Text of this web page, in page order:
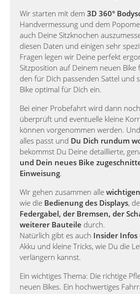
Wir starten mit dem 3D 360°
Handvermessung und dem
auch Deine Sitzknochen
diesen Daten und einigen sehr
Fragen legen wir Deine perfekt
Sitzposition auf Deinem neuen Bike
den für Dich passenden Sattel und
Bike optimal für Dich ein.
Bei einer Probefahrt wird dann
überprüft und eventuelle kleine
können vorgenommen werden.
alles passt und Du Dich rundum
bekommst Du Deine detaillierte,
und Dein neues Bike
Einweisung.
Wir gehen zusammen alle
wie die Bedienung des Displays,
Federgabel, der Bremsen, der
weiterer Bauteile durch.
Natürlich gibt es auch Insider Infos
Akku und kleine Tricks, wie Du die
verlängern kannst.
Ein wichtiges Thema: Die richtige
neuen Bikes. Ein hochwertiges